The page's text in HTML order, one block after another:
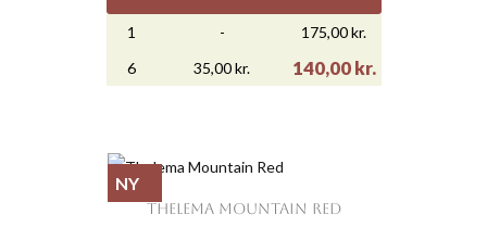
1 -
175,00 kr.
6
35,00 kr. 140,00 kr.
THELEMA MOUNTAIN RED
NY